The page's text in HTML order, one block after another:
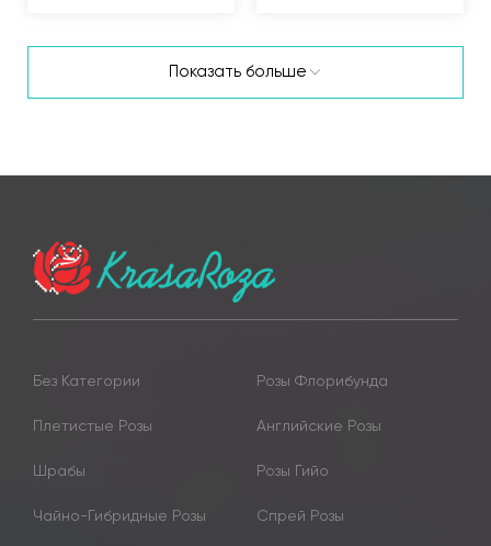
Показать больше
Без Категории Розы Флорибунда
Плетистые Розы Английские Розы
Шрабы Розы Гийо
Чайно-Гибридные Розы Спрей Розы